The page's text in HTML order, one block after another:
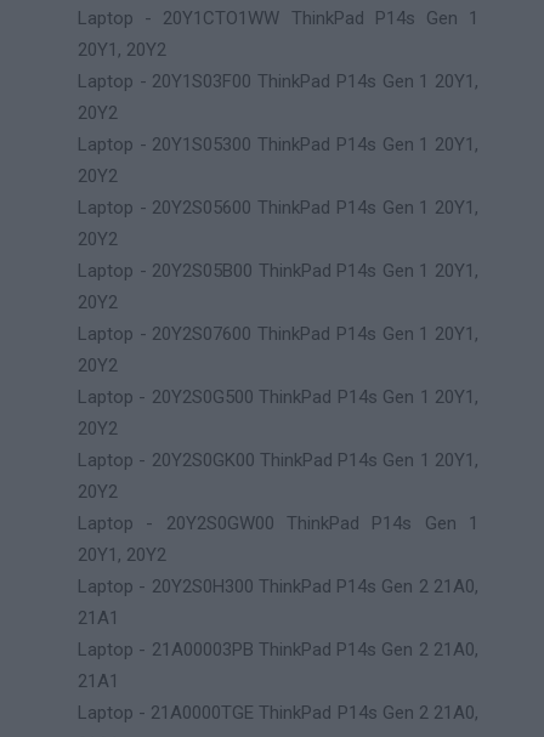
Laptop - 20Y1CTO1WW ThinkPad P14s Gen 1
20Y1, 20Y2
Laptop - 20Y1S03F00 ThinkPad P14s Gen 1 20Y1,
20Y2
Laptop - 20Y1S05300 ThinkPad P14s Gen 1 20Y1,
20Y2
Laptop - 20Y2S05600 ThinkPad P14s Gen 1 20Y1,
20Y2
Laptop - 20Y2S05B00 ThinkPad P14s Gen 1 20Y1,
20Y2
Laptop - 20Y2S07600 ThinkPad P14s Gen 1 20Y1,
20Y2
Laptop - 20Y2S0G500 ThinkPad P14s Gen 1 20Y1,
20Y2
Laptop - 20Y2S0GK00 ThinkPad P14s Gen 1 20Y1,
20Y2
Laptop - 20Y2S0GW00 ThinkPad P14s Gen 1
20Y1, 20Y2
Laptop - 20Y2S0H300 ThinkPad P14s Gen 2 21A0,
21A1
Laptop - 21A00003PB ThinkPad P14s Gen 2 21A0,
21A1
Laptop - 21A0000TGE ThinkPad P14s Gen 2 21A0,